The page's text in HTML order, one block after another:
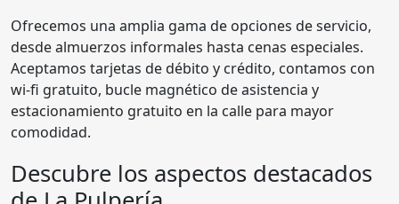
Ofrecemos una amplia gama de opciones de servicio,
desde almuerzos informales hasta cenas especiales.
Aceptamos tarjetas de débito y crédito, contamos con
wi-fi gratuito, bucle magnético de asistencia y
estacionamiento gratuito en la calle para mayor
comodidad.
Descubre los aspectos destacados